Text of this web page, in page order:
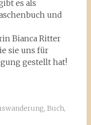
es als
und
Bianca Ritter
sie uns für
gestellt hat!
, Buch,